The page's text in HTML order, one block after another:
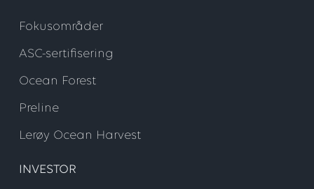
Fokusområder
ASC-sertifisering
Ocean Forest
Preline
Lerøy Ocean Harvest
INVESTOR